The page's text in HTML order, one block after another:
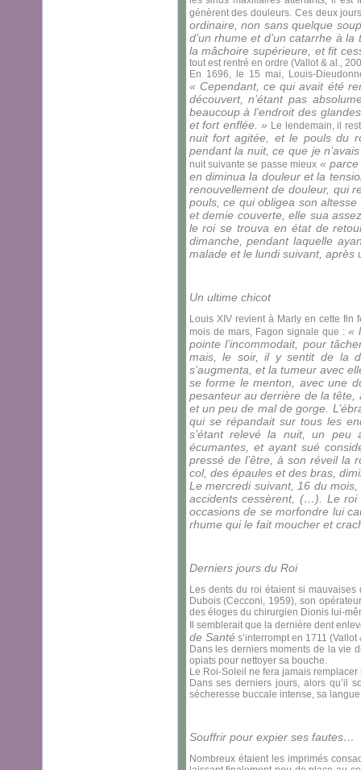
génèrent des douleurs. Ces deux
ordinaire, non sans quelque
d’un rhume et d’un catarrhe à
la mâchoire supérieure, et fit
tout est rentré en ordre (Vallot & al.,
En 1696, le 15 mai, Louis-
« Cependant, ce qui avait été
découvert, n’étant pas
beaucoup à l’endroit des
et fort enflée. » Le lendemain, il
nuit fort agitée, et le pouls du
pendant la nuit, ce que je
nuit suivante se passe mieux « parce
en diminua la douleur et la
renouvellement de douleur, qui
pouls, ce qui obligea son
et demie couverte, elle sua
le roi se trouva en état de
dimanche, pendant laquelle
malade et le lundi suivant, après
Un ultime chicot
Louis XIV revient à Marly en cette fin
mois de mars, Fagon signale que :«
pointe l’incommodait, pour
mais, le soir, il y sentit de la
s’augmenta, et la tumeur avec
se forme le menton, avec une
pesanteur au derrière de la tête,
et un peu de mal de gorge.
qui se répandait sur tous les
s’étant relevé la nuit, un peu
écumantes, et ayant sué
pressé de l’être, à son réveil la
col, des épaules et des bras,
Le mercredi suivant, 16 du
accidents cessèrent, (…). Le roi
occasions de se morfondre lui
rhume qui le fait moucher et
Derniers jours du Roi
Les dents du roi étaient si mauvaises
Dubois (Cecconi, 1959), son
des éloges du chirurgien Dionis lui-
Il semblerait que la dernière dent
de Santés’interrompt en 1711 (Vallot
Dans les derniers moments de la vie
opiats pour nettoyer sa bouche.
Le Roi-Soleil ne fera jamais remplacer
Dans ses derniers jours, alors qu’il
sécheresse buccale intense, sa
Souffrir pour expier ses fautes…
Nombreux étaient les imprimés